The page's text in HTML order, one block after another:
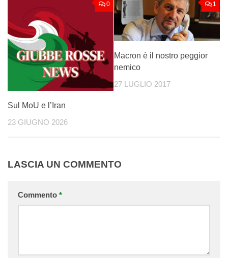
0
Sul MoU e l’Iran
23 GIUGNO 2026
1
Macron è il nostro peggior
nemico
27 LUGLIO 2017
LASCIA UN COMMENTO
Commento *